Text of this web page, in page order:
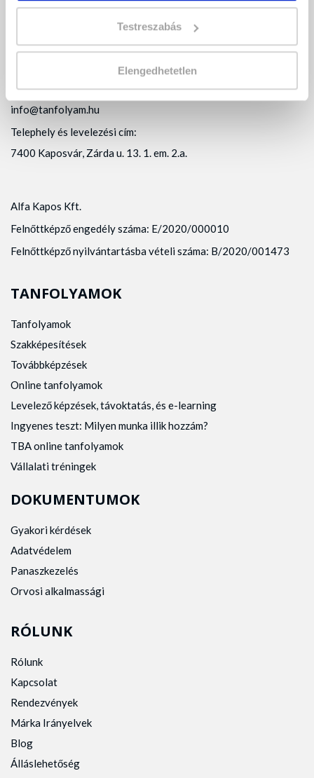
Testreszabás
Elengedhetetlen
ELÉRHETŐSÉGEINK
+36 30 523 3362
info@tanfolyam.hu
Telephely és levelezési cím:
7400 Kaposvár, Zárda u. 13. 1. em. 2.a.
Alfa Kapos Kft.
Felnőttképző engedély száma: E/2020/000010
Felnőttképző nyilvántartásba vételi száma: B/2020/001473
TANFOLYAMOK
Tanfolyamok
Szakképesítések
Továbbképzések
Online tanfolyamok
Levelező képzések, távoktatás, és e-learning
Ingyenes teszt: Milyen munka illik hozzám?
TBA online tanfolyamok
Vállalati tréningek
DOKUMENTUMOK
Gyakori kérdések
Adatvédelem
Panaszkezelés
Orvosi alkalmassági
RÓLUNK
Rólunk
Kapcsolat
Rendezvények
Márka Irányelvek
Blog
Álláslehetőség